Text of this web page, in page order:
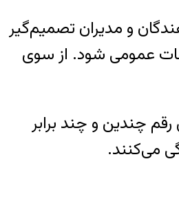
و مدیران تصمیم‌گیر
عمومی شود. از سوی
سال بعد از تحقیقات جایکا، این رقم چندین و چند برابر